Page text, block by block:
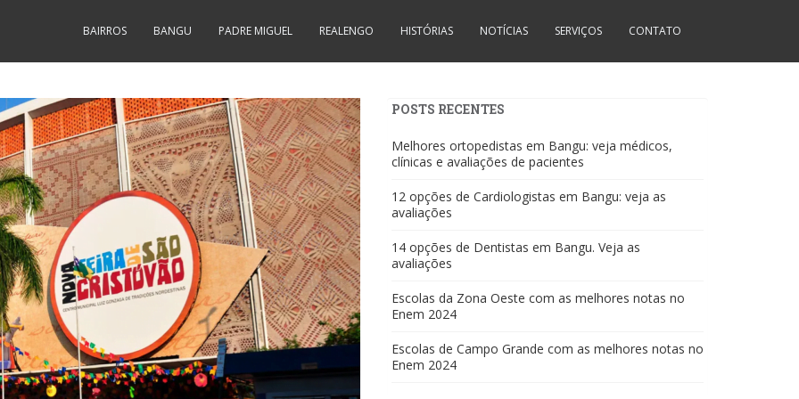
BAIRROS BANGU PADRE MIGUEL REALENGO HISTÓRIAS NOTÍCIAS SERVIÇOS CONTATO
POSTS RECENTES
Melhores ortopedistas em Bangu: veja médicos,
clínicas e avaliações de pacientes
12 opções de Cardiologistas em Bangu: veja as
avaliações
14 opções de Dentistas em Bangu. Veja as
avaliações
Escolas da Zona Oeste com as melhores notas no
Enem 2024
Escolas de Campo Grande com as melhores notas no
Enem 2024